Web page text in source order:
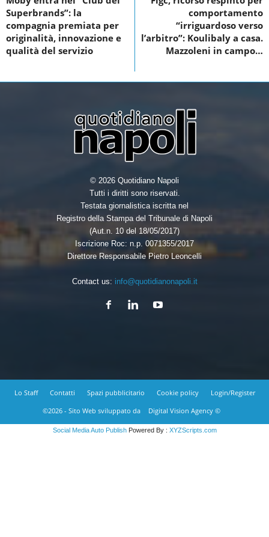
o
o
k
e
r
d
I
n
Superbrands”: la
compagnia premiata per
originalità, innovazione e
qualità del servizio
comportamento
“irriguardoso verso
l’arbitro”: Koulibaly a casa.
Mazzoleni in campo…
© 2026 Quotidiano Napoli
Tutti i diritti sono riservati.
Testata giornalistica iscritta nel
Registro della Stampa del Tribunale di Napoli
(Aut.n. 10 del 18/05/2017)
Iscrizione Roc: n.p. 0071355/2017
Direttore Responsabile Pietro Leoncelli
Contact us: info@quotidianonapoli.it
Lo Staff Contatti Spazi pubblicitario Cookie policy
Login/Register
©2026 - Sito Web sviluppato da
Digital Vision Agency ©
Social Media Auto PublishPowered By : XYZScripts.com